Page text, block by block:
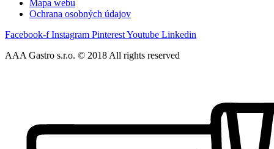
Mapa webu
Ochrana osobných údajov
Facebook-f Instagram PinterestYoutube Linkedin
AAA Gastro s.r.o. © 2018 All rights reserved​